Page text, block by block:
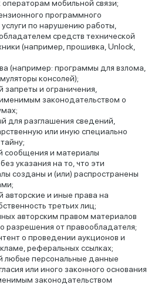
операторам мобильной связи;
программного
по нарушению работы,
средств технической
(например, прошивка, Unlock,
(например: программы для взлома,
консолей);
и ограничения,
законодательством о
для разглашения сведений,
или иную специально
сообщения и материалы
указания на то, что эти
созданы и (или) распространены
и иные права на
третьих лиц;
авторским правом материалов
разрешения от правообладателя;
о проведении аукционов и
реферальных ссылках;
любые персональные данные
или иного законного основания
законодательством